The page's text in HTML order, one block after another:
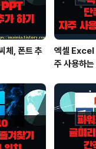
체, 폰트 추
엑셀 Excel
주 사용하는